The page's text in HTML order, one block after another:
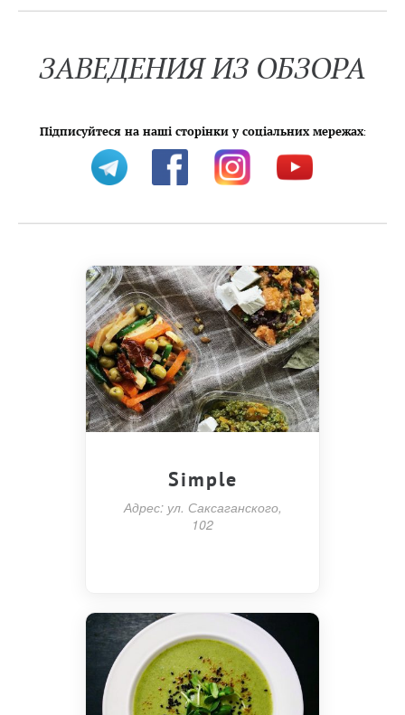
ЗАВЕДЕНИЯ ИЗ ОБЗОРА
Підписуйтеся на наші сторінки у соціальних мережах:
Simple
Адрес: ул. Саксаганского,
102